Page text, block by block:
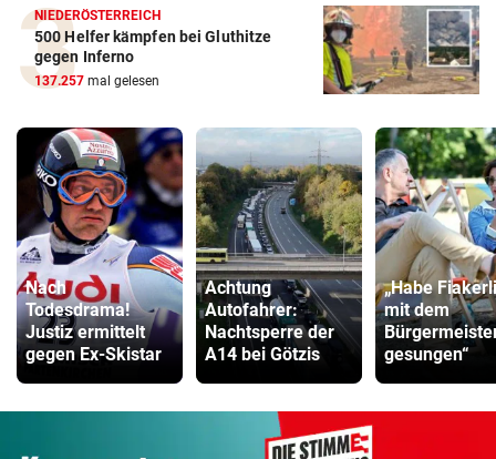
NIEDERÖSTERREICH
500 Helfer kämpfen bei Gluthitze
gegen Inferno
137.257 mal gelesen
Nach
Todesdrama!
Justiz ermittelt
gegen Ex-Skistar
Achtung
Autofahrer:
Nachtsperre der
A14 bei Götzis
„Habe
mit dem
gesungen“